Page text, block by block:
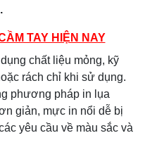
TAY HIỆN NAY
chất liệu mỏng, kỹ
rách chỉ khi sử dụng.
phương pháp in lụa
giản, mực in nổi dễ bị
yêu cầu về màu sắc và